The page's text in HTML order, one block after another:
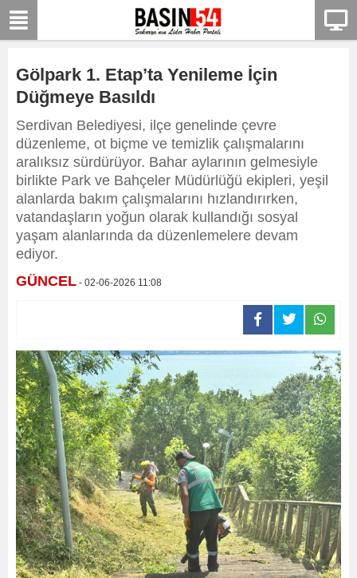
Gölpark 1. Etap’ta Yenileme İçin
Düğmeye Basıldı
Serdivan Belediyesi, ilçe genelinde çevre
düzenleme, ot biçme ve temizlik çalışmalarını
aralıksız sürdürüyor. Bahar aylarının gelmesiyle
birlikte Park ve Bahçeler Müdürlüğü ekipleri, yeşil
alanlarda bakım çalışmalarını hızlandırırken,
vatandaşların yoğun olarak kullandığı sosyal
yaşam alanlarında da düzenlemelere devam
ediyor.
GÜNCEL - 02-06-2026 11:08